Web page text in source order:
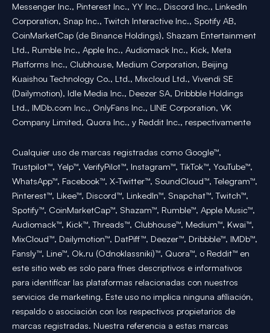
Messenger Inc., Pinterest Inc., YY Inc., Discord Inc., LinkedIn
Corporation, Snap Inc., Twitch Interactive Inc., Spotify AB,
CoinMarketCap (de Binance Holdings), Shazam Entertainment
Ltd., Rumble Inc., Apple Inc., Audiomack Inc., Kick, Meta
Platforms Inc., Clubhouse, Medium Corporation, Beijing
Kuaishou Technology Co., Ltd., Mixcloud Ltd., Vivendi SE
(Dailymotion), Idle Media Inc., Deezer SA, Dribbble Holdings
Ltd., IMDb.com Inc., OnlyFans Inc., LINE Corporation, VK
Company Limited, Quora Inc., y Reddit Inc., respectivamente
Cualquier uso de marcas registradas como Google™,
Trustpilot™, Yelp™, VerifyPilot™, Instagram™, TikTok™, YouTube™,
WhatsApp™, Facebook™, X-Twitter™, SoundCloud™, Telegram™,
Pinterest™, Likee™, Discord™, LinkedIn™, Snapchat™, Twitch™,
Spotify™, CoinMarketCap™, Shazam™, Rumble™, Apple Music™,
Audiomack™, Kick™, Threads™, Clubhouse™, Medium™, Kwai™,
MixCloud™, Dailymotion™, DatPiff™, Deezer™, Dribbble™, IMDb™,
Fansly™, Line™, Ok.ru (Odnoklassniki)™, Quora™, o Reddit™ en
este sitio web es solo para fines descriptivos e informativos
para identificar las plataformas relacionadas con nuestros
servicios de marketing. Este uso no implica ninguna afiliación,
respaldo o asociación con los respectivos propietarios de
marcas registradas. Nuestra referencia a estas marcas